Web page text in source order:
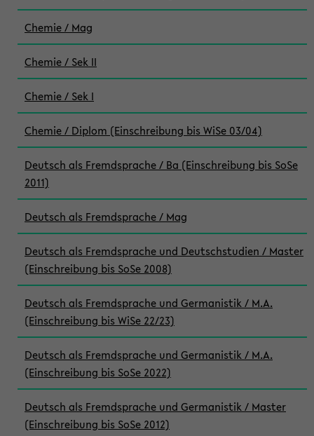
Chemie / Mag
Chemie / Sek II
Chemie / Sek I
Chemie / Diplom (Einschreibung bis WiSe 03/04)
Deutsch als Fremdsprache / Ba (Einschreibung bis SoSe
2011)
Deutsch als Fremdsprache / Mag
Deutsch als Fremdsprache und Deutschstudien / Master
(Einschreibung bis SoSe 2008)
Deutsch als Fremdsprache und Germanistik / M.A.
(Einschreibung bis WiSe 22/23)
Deutsch als Fremdsprache und Germanistik / M.A.
(Einschreibung bis SoSe 2022)
Deutsch als Fremdsprache und Germanistik / Master
(Einschreibung bis SoSe 2012)